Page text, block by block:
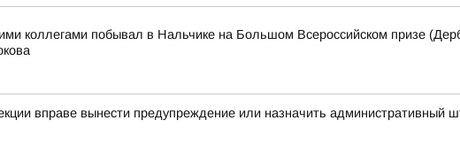
коллегами побывал в Нальчике на Большом Всероссийском призе
вправе вынести предупреждение или назначить административный